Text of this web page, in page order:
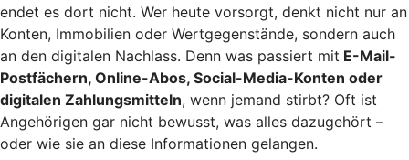
endet es dort nicht. Wer heute vorsorgt, denkt nicht nur an
Konten, Immobilien oder Wertgegenstände, sondern auch
an den digitalen Nachlass. Denn was passiert mit E-Mail-
Postfächern, Online-Abos, Social-Media-Konten oder
digitalen Zahlungsmitteln, wenn jemand stirbt? Oft ist
Angehörigen gar nicht bewusst, was alles dazugehört –
oder wie sie an diese Informationen gelangen.